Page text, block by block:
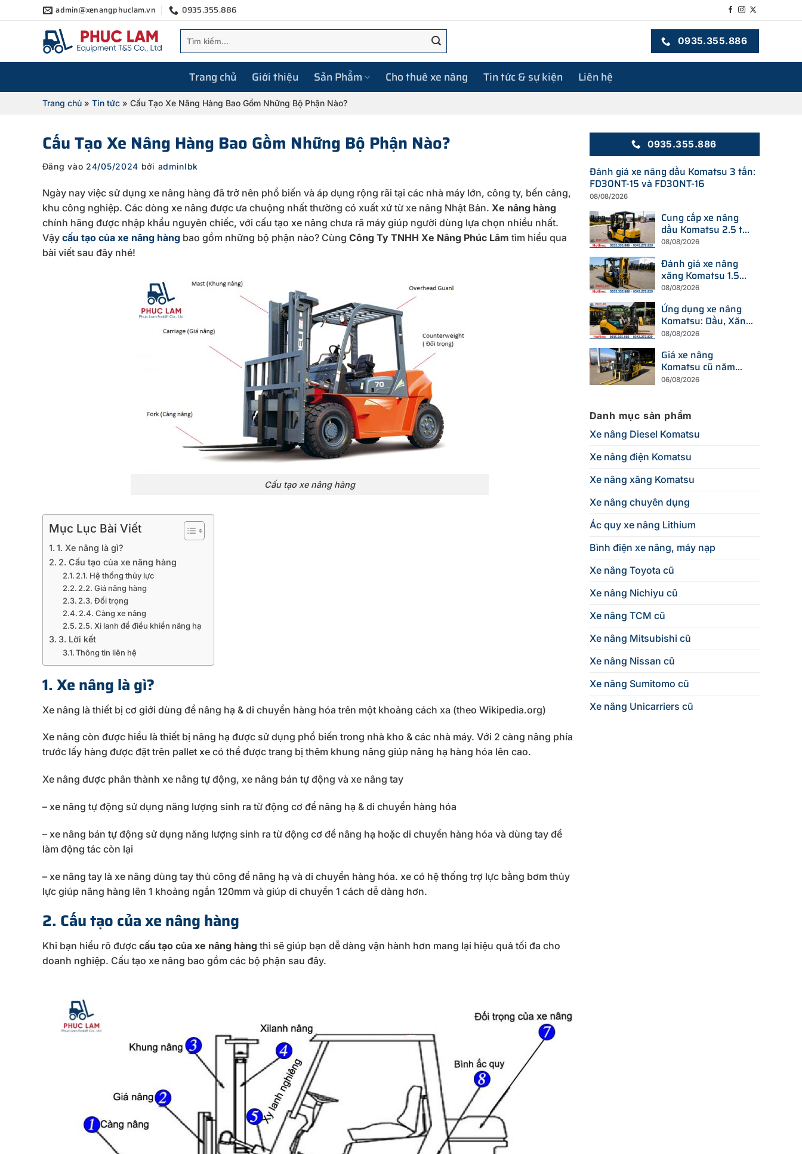
qua
admin@xenangphuclam.vn 0935.355.886
kiếm:
0935.355.886
Trang chủ Giới thiệu Sản Phẩm Cho thuê xe nâng Tin tức & sự kiện Liên hệ
Trang chủ» Tin tức» Cấu Tạo Xe Nâng Hàng Bao Gồm Những Bộ Phận Nào?
Cấu Tạo Xe Nâng Hàng Bao Gồm Những Bộ Phận Nào?
Đăng vào 24/05/2024 bởi adminlbk
Ngày nay việc sử dụng xe nâng hàng đã trở nên phổ biến và áp dụng rộng rãi tại các nhà máy lớn, công ty, bến cảng,
khu công nghiệp. Các dòng xe nâng được ưa chuộng nhất thường có xuất xứ từ xe nâng Nhật Bản. Xe nâng hàng
chính hãng được nhập khẩu nguyên chiếc, với cấu tạo xe nâng chưa rã máy giúp người dùng lựa chọn nhiều nhất.
Vậy cấu tạo của xe nâng hàng bao gồm những bộ phận nào? Cùng Công Ty TNHH Xe Nâng Phúc Lâm tìm hiểu qua
bài viết sau đây nhé!
Cấu tạo xe nâng hàng
Mục Lục Bài Viết
1. Xe nâng là gì?
2. Cấu tạo của xe nâng hàng
2.1. Hệ thống thủy lực
2.2. Giá nâng hàng
2.3. Đối trọng
2.4. Càng xe nâng
2.5. Xi lanh để điều khiển nâng hạ
3. Lời kết
Thông tin liên hệ
1. Xe nâng là gì?
Xe nâng là thiết bị cơ giới dùng để nâng hạ & di chuyển hàng hóa trên một khoảng cách xa (theo Wikipedia.org)
Xe nâng còn được hiểu là thiết bị nâng hạ được sử dụng phổ biến trong nhà kho & các nhà máy. Với 2 càng nâng phía
trước lấy hàng được đặt trên pallet xe có thể được trang bị thêm khung nâng giúp nâng hạ hàng hóa lên cao.
Xe nâng được phân thành xe nâng tự động, xe nâng bán tự động và xe nâng tay
– xe nâng tự động sử dụng năng lượng sinh ra từ động cơ để nâng hạ & di chuyển hàng hóa
– xe nâng bán tự động sử dụng năng lượng sinh ra từ động cơ để nâng hạ hoặc di chuyển hàng hóa và dùng tay để
làm động tác còn lại
– xe nâng tay là xe nâng dùng tay thủ công để nâng hạ và di chuyển hàng hóa. xe có hệ thống trợ lực bằng bơm thủy
lực giúp nâng hàng lên 1 khoảng ngắn 120mm và giúp di chuyển 1 cách dễ dàng hơn.
2. Cấu tạo của xe nâng hàng
Khi bạn hiểu rõ được cấu tạo của xe nâng hàng thì sẽ giúp bạn dễ dàng vận hành hơn mang lại hiệu quả tối đa cho
doanh nghiệp. Cấu tạo xe nâng bao gồm các bộ phận sau đây.
0935.355.886
Đánh giá xe nâng dầu Komatsu 3 tấn:
FD30NT-15 và FD30NT-16
08/08/2026
Cung cấp xe nâng
dầu Komatsu 2.5 tấn
tại Hà Nội và khu
08/08/2026
Đánh giá xe nâng
xăng Komatsu 1.5
tấn: FG15-20 và
08/08/2026
Ứng dụng xe nâng
Komatsu: Dầu, Xăng,
Điện, Chuyên dụng
08/08/2026
Giá xe nâng
Komatsu cũ năm
2026 chịu ảnh
06/08/2026
Danh mục sản phẩm
Xe nâng Diesel Komatsu
Xe nâng điện Komatsu
Xe nâng xăng Komatsu
Xe nâng chuyên dụng
Ác quy xe nâng Lithium
Bình điện xe nâng, máy nạp
Xe nâng Toyota cũ
Xe nâng Nichiyu cũ
Xe nâng TCM cũ
Xe nâng Mitsubishi cũ
Xe nâng Nissan cũ
Xe nâng Sumitomo cũ
Xe nâng Unicarriers cũ